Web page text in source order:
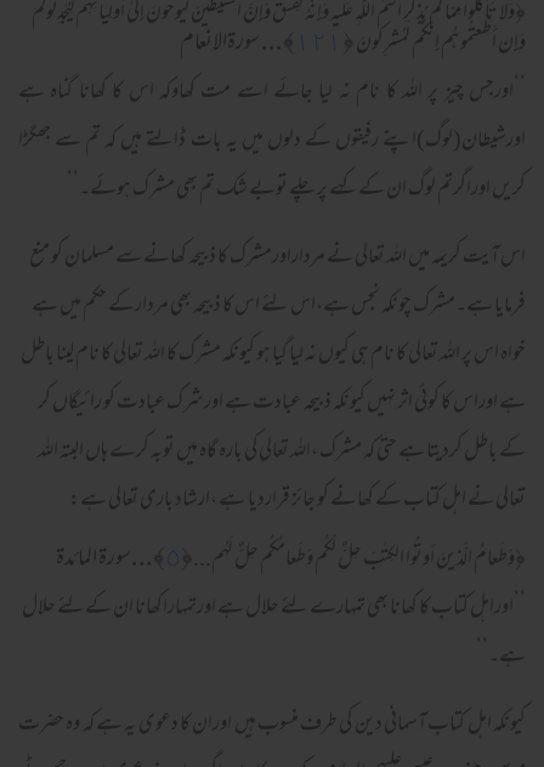
وَلا تَأكُلوا مِمّا لَم يُذكَرِ‌ اسمُ اللَّهِ عَلَيهِ وَإِنَّهُ لَفِسقٌ وَإِنَّ الشَّيـٰطينَ لَيوحونَ إِلىٰ أَولِيائِهِم لِيُجـٰدِلوكُم
وَإِن أَطَعتُموهُم إِنَّكُم لَمُشرِ‌كونَ ١٢١ ﴾... سورةالانعام
‘‘اورجس چیز پر اللہ کا نام نہ لیا جائے اسے مت کھاوکہ اس کا کھانا گناہ ہے
اورشیطان(لوگ)اپنے رفیقوں کے دلوں میں یہ بات ڈالتے ہیں کہ تم سے جھگڑا
کریں اوراگرتم لوگ ان کے کہے پر چلے توبے شک تم بھی مشرک ہوئے۔’’
اس آیت کریمہ میں اللہ تعالی نے مرداراورمشرک کا ذبیحہ کھانے سے مسلمان کو منع
فرمایا ہے۔مشرک چونکہ نجس ہے،اس لئے اس کا ذبیحہ بھی مردارکے حکم میں ہے
خواہ اس پر اللہ تعالی کا نام ہی کیوں نہ لیا گیا ہو کیونکہ مشرک کا اللہ تعالی کا نام لینا باطل
ہے اوراس کا کوئی اثر نہیں کیونکہ ذبیحہ عبادت ہے اورشرک عبادت کو رائیگاں کر
کے باطل کردیتا ہے حتی کہ مشرک ،اللہ تعالی کی بارہ گاہ میں توبہ کرے ہاں البتہ اللہ
تعالی نے اہل کتاب کے کھانے کو جائز قراردیا ہے ،ارشاد باری تعالی ہے:
وَطَعامُ الَّذينَ أوتُوا الكِتـٰبَ حِلٌّ لَكُم وَطَعامُكُم حِلٌّ لَهُم... ٥ ﴾...سورة المائدة
‘‘اوراہل کتاب کا کھانا بھی تمہارے لئے حلال ہے اورتمہاراکھانا ان کےلئے حلال
ہے۔’’
کیونکہ اہل کتاب آسمانی دین کی طرف منسوب ہیں اوران کا دعوی یہ ہے کہ وہ حضرت